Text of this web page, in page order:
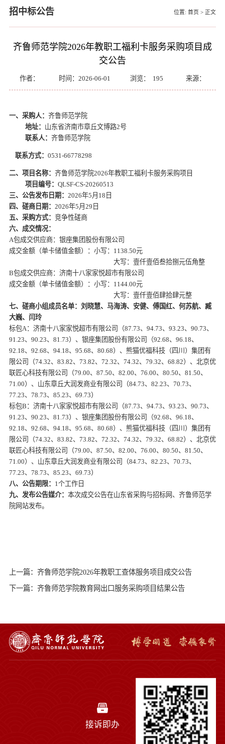
招中标公告 位置: 首页 > 正文
齐鲁师范学院2026年教职工福利卡服务采购项目成
交公告
作者： 时间：2026-06-01 浏览： 195 来源：
一、采购人： 齐鲁师范学院
地址： 山东省济南市章丘文博路2号
联系人： 齐鲁师范学院
联系方式： 0531-66778298
二、项目名称： 齐鲁师范学院2026年教职工福利卡服务采购项目
项目编号： QLSF-CS-20260513
三、公告发布日期： 2026年5月 18 日
四、 磋商 日期： 2026年5月 29 日
五、采购方式： 竞争性磋商
六、成交情况：
A包成交供应商：银座集团股份有限公司
成交金额（单卡储值金额）：小写： 1138.50元
大写：壹仟壹佰叁拾捌元伍角整
B包成交供应商：济南十八家家悦超市有限公司
成交金额（单卡储值金额）：小写： 1144.00元
大写：壹仟壹佰肆拾肆元整
七、 磋商小组成员名单：刘晓慧、马海涛、安健、傅国红、何苏航、臧
大巍、闫玲
标包A：济南十八家家悦超市有限公司（87.73、 94.73、 93.23、 90.73、
91.23、 90.23、 81.73）、银座集团股份有限公司（92.68、 96.18、
92.18、 92.68、 94.18、 95.68、 80.68）、熊猫优福科技（四川）集团有
限公司（74.32、 83.82、 73.82、 72.32、 74.32、 79.32、 68.82）、北京优
联匠心科技有限公司（79.00、 87.50、 82.00、 76.00、 80.50、 81.50、
71.00）、山东章丘大润发商业有限公司（84.73、 82.23、 70.73、
77.23、 78.73、 85.23、 69.73）
标包B ：济南十八家家悦超市有限公司（87.73、 94.73、 93.23、 90.73、
91.23、 90.23、 81.73）、银座集团股份有限公司（92.68、 96.18、
92.18、 92.68、 94.18、 95.68、 80.68）、熊猫优福科技（四川）集团有
限公司（74.32、 83.82、 73.82、 72.32、 74.32、 79.32、 68.82）、北京优
联匠心科技有限公司（79.00、 87.50、 82.00、 76.00、 80.50、 81.50、
71.00）、山东章丘大润发商业有限公司（84.73、 82.23、 70.73、
77.23、 78.73、 85.23、 69.73）
八、公告期限： 1个工作日
九、发布公告媒介： 本次成交公告在山东省采购与招标网、齐鲁师范学
院网站发布。
上一篇：齐鲁师范学院2026年教职工查体服务项目成交公告
下一篇：齐鲁师范学院教育网出口服务采购项目结果公告
接诉即办